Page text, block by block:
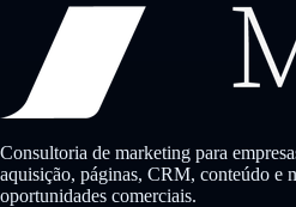
Consultoria de marketing para
aquisição, páginas, CRM, conteúdo e
oportunidades comerciais.